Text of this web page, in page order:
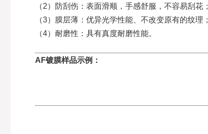
（2）防刮伤：表面滑顺，手感舒服，不容易刮花；
（3）膜层薄：优异光学性能、不改变原有的纹理；
（4）耐磨性：具有真度耐磨性能。
AF镀膜样品示例：